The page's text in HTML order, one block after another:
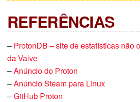
REFERÊNCIAS
– ProtonDB – site de estatísticas não
da Valve
–Anúncio do Proton
–Anúncio Steam para Linux
–GitHub Proton